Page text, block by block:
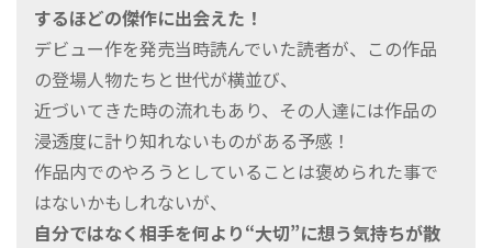
するほどの傑作に出会えた！
デビュー作を発売当時読んでいた読者が、この作品
の登場人物たちと世代が横並び、
近づいてきた時の流れもあり、その人達には作品の
浸透度に計り知れないものがある予感！
作品内でのやろうとしていることは褒められた事で
はないかもしれないが、
自分ではなく相手を何より“大切”に想う気持ちが散